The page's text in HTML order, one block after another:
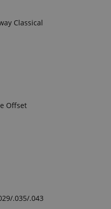
Classical
Offset
.035/.043